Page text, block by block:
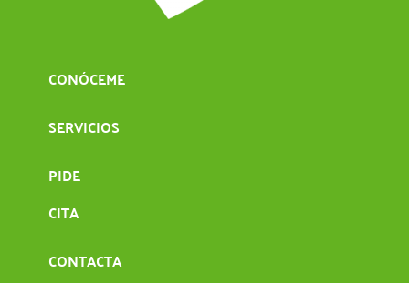
CONÓCEME
SERVICIOS
PIDE
CITA
CONTACTA